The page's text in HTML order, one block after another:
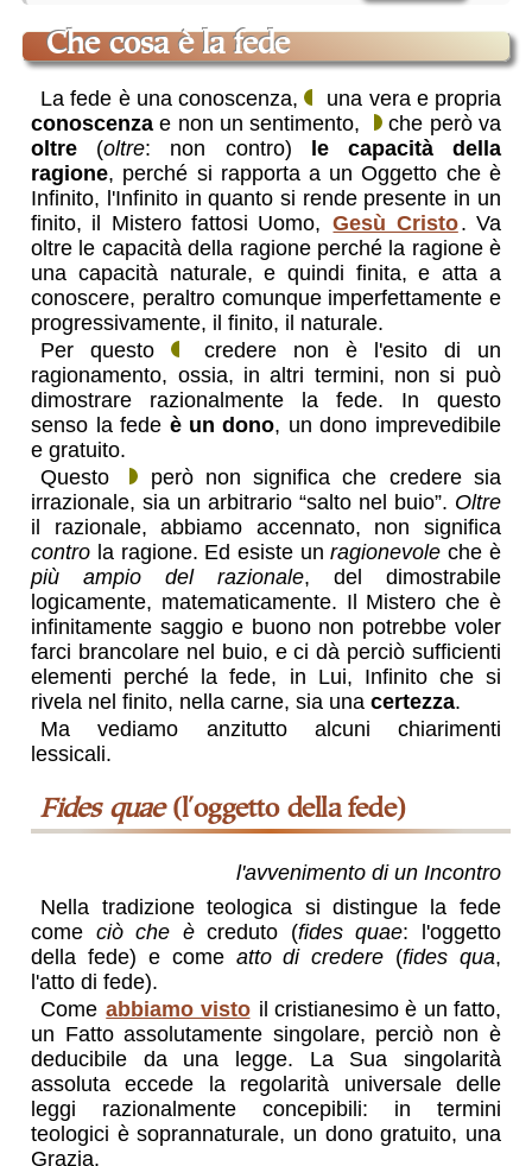
che cosa è la fede
La fede è una conoscenza,
una vera e propria
conoscenza e non un sentimento,
che però va
oltre (oltre: non contro)
le capacità della
ragione, perché si rapporta a un Oggetto che è
Infinito, l'Infinito in quanto si rende presente in un
finito, il Mistero fattosi Uomo, Gesù Cristo. Va
oltre le capacità della ragione perché la ragione è
una capacità naturale, e quindi finita, e atta a
conoscere, peraltro comunque imperfettamente e
progressivamente, il finito, il naturale.
Per questo
credere non è l'esito di un
ragionamento, ossia, in altri termini, non si può
dimostrare razionalmente la fede. In questo
senso la fede è un dono, un dono imprevedibile
e gratuito.
Questo
però non significa che credere sia
irrazionale, sia un arbitrario “salto nel buio”. Oltre
il razionale, abbiamo accennato, non significa
contro la ragione. Ed esiste unragionevole che è
più ampio del razionale, del dimostrabile
logicamente, matematicamente. Il Mistero che è
infinitamente saggio e buono non potrebbe voler
farci brancolare nel buio, e ci dà perciò sufficienti
elementi perché la fede, in Lui, Infinito che si
rivela nel finito, nella carne, sia unacertezza.
Ma vediamo anzitutto alcuni chiarimenti
lessicali.
Fides quae(l'oggetto della fede)
l'avvenimento di un Incontro
Nella tradizione teologica si distingue la fede
come ciò che ècreduto (fides quae: l'oggetto
della fede) e come atto di credere (fides qua,
l'atto di fede).
Come abbiamo visto il cristianesimo è un fatto,
un Fatto assolutamente singolare, perciò non è
deducibile da una legge. La Sua singolarità
assoluta eccede la regolarità universale delle
leggi razionalmente concepibili: in termini
teologici è soprannaturale, un dono gratuito, una
Grazia.